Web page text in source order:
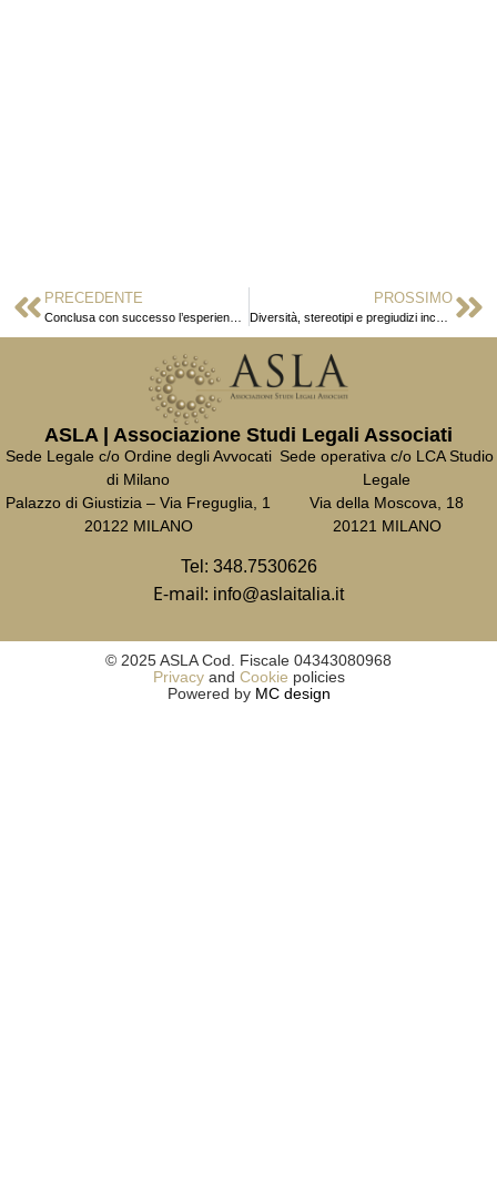
PRECEDENTE PROSSIMO
ASLA | Associazione Studi Legali Associati
Sede Legale c/o Ordine degli Avvocati
di Milano
Palazzo di Giustizia – Via Freguglia, 1
20122 MILANO
Sede operativa c/o LCA Studio
Legale
Via della Moscova, 18
20121 MILANO
Tel: 348.7530626
E-mail: info@aslaitalia.it
© 2025 ASLA Cod. Fiscale 04343080968
Privacyand Cookie policies
Powered by MC design